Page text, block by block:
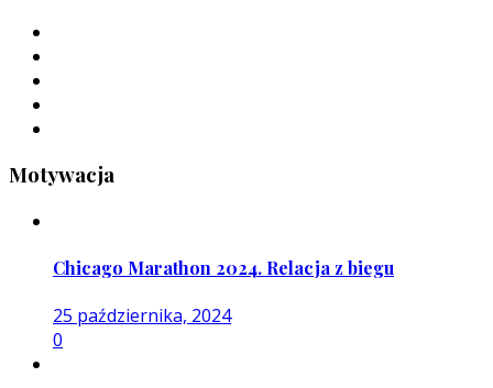
Motywacja
Chicago Marathon 2024. Relacja z biegu
25 października, 2024
0